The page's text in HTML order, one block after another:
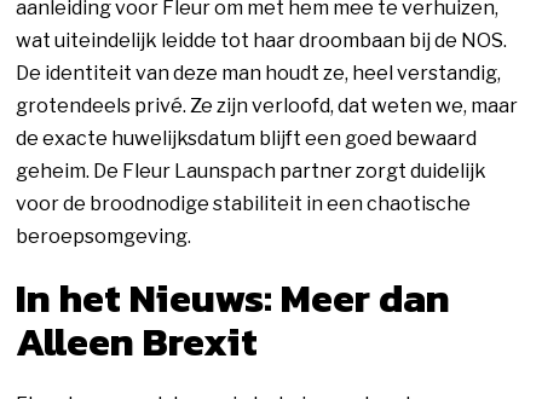
aanleiding voor Fleur om met hem mee te verhuizen,
wat uiteindelijk leidde tot haar droombaan bij de NOS.
De identiteit van deze man houdt ze, heel verstandig,
grotendeels privé. Ze zijn verloofd, dat weten we, maar
de exacte huwelijksdatum blijft een goed bewaard
geheim. De Fleur Launspach partner zorgt duidelijk
voor de broodnodige stabiliteit in een chaotische
beroepsomgeving.
In het Nieuws: Meer dan
Alleen Brexit